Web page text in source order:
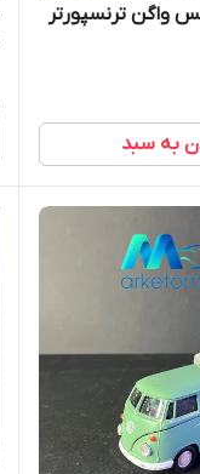
واگن ترنسپورتر
به سبد